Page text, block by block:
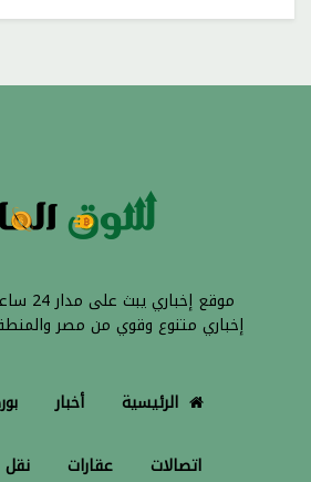
موقع
إخباري متنوع وقوي من مصر
الرئيسية أخبار
اتصالات عقارات نقل